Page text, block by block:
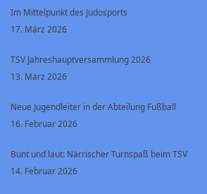
Im Mittelpunkt des Judosports
17. März 2026
TSV Jahreshauptversammlung 2026
13. März 2026
Neue Jugendleiter in der Abteilung Fußball
16. Februar 2026
Bunt und laut: Närrischer Turnspaß beim TSV
14. Februar 2026